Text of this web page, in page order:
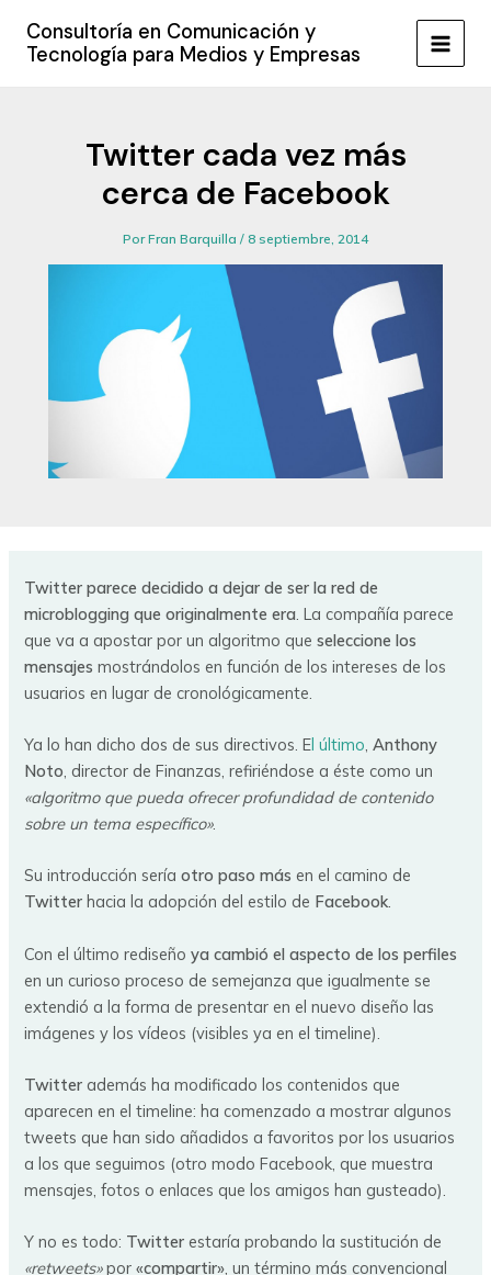
contenido
Consultoría en Comunicación y
Tecnología para Medios y Empresas
MAIN
Twitter cada vez más
cerca de Facebook
PorFran Barquilla / 8 septiembre, 2014
Twitter parece decidido a dejar de ser la red de
microblogging que originalmente era . La compañía parece
que va a apostar por un algoritmo queseleccione los
mensajes mostrándolos en función de los intereses de los
usuarios en lugar de cronológicamente.
Ya lo han dicho dos de sus directivos. El último,Anthony
Noto, director de Finanzas, refiriéndose a éste como un
«algoritmo que pueda ofrecer profundidad de contenido
sobre un tema específico».
Su introducción seríaotro paso más en el camino de
Twitter hacia la adopción del estilo de Facebook.
Con el último rediseñoya cambió el aspecto de los perfiles
en un curioso proceso de semejanza que igualmente se
extendió a la forma de presentar en el nuevo diseño las
imágenes y los vídeos (visibles ya en el timeline).
Twitter además ha modificado los contenidos que
aparecen en el timeline: ha comenzado a mostrar algunos
tweets que han sido añadidos a favoritos por los usuarios
a los que seguimos (otro modo Facebook, que muestra
mensajes, fotos o enlaces que los amigos han gusteado).
Y no es todo: Twitter estaría probando la sustitución de
«retweets»por«compartir», un término más convencional